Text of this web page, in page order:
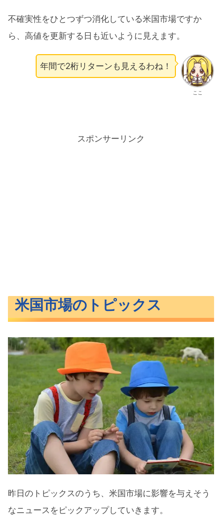
不確実性をひとつずつ消化している米国市場ですか
ら、高値を更新する日も近いように見えます。
ここ
年間で2桁リターンも見えるわね！
スポンサーリンク
米国市場のトピックス
昨日のトピックスのうち、米国市場に影響を与えそう
なニュースをピックアップしていきます。